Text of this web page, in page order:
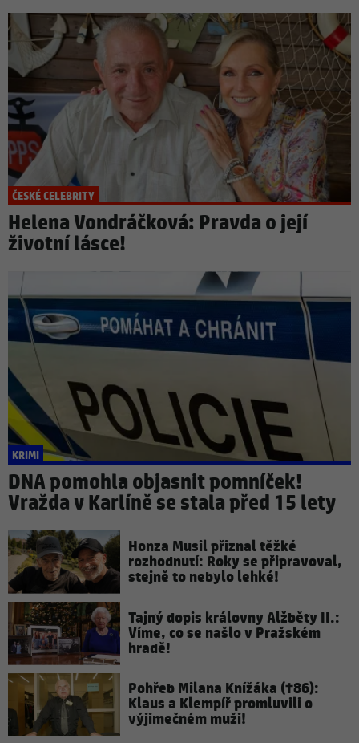
ČESKÉ CELEBRITY
Helena Vondráčková: Pravda o její
životní lásce!
KRIMI
DNA pomohla objasnit pomníček!
Vražda v Karlíně se stala před 15 lety
Honza Musil přiznal těžké
rozhodnutí: Roky se připravoval,
stejně to nebylo lehké!
Tajný dopis královny Alžběty II.:
Víme, co se našlo v Pražském
hradě!
Pohřeb Milana Knížáka (†86):
Klaus a Klempíř promluvili o
výjimečném muži!